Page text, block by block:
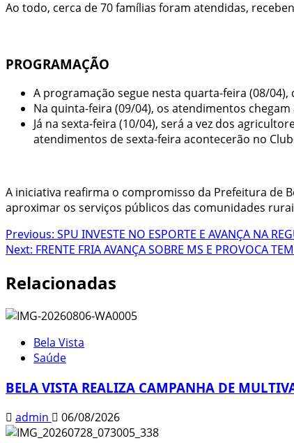
Ao todo, cerca de 70 famílias foram atendidas,
PROGRAMAÇÃO
A programação segue nesta quarta-feira (08/
Na quinta-feira (09/04), os atendimentos chegam
Já na sexta-feira (10/04), será a vez dos
atendimentos de sexta-feira acontecerão no
A iniciativa reafirma o compromisso da Prefeitura de
aproximar os serviços públicos das comunidades
Post
navigation
Previous: SPU INVESTE NO ESPORTE E AVANÇA NA
Next: FRENTE FRIA AVANÇA SOBRE MS E PROVOCA
Relacionadas
Bela Vista
Saúde
BELA VISTA REALIZA CAMPANHA DE
admin 06/08/2026